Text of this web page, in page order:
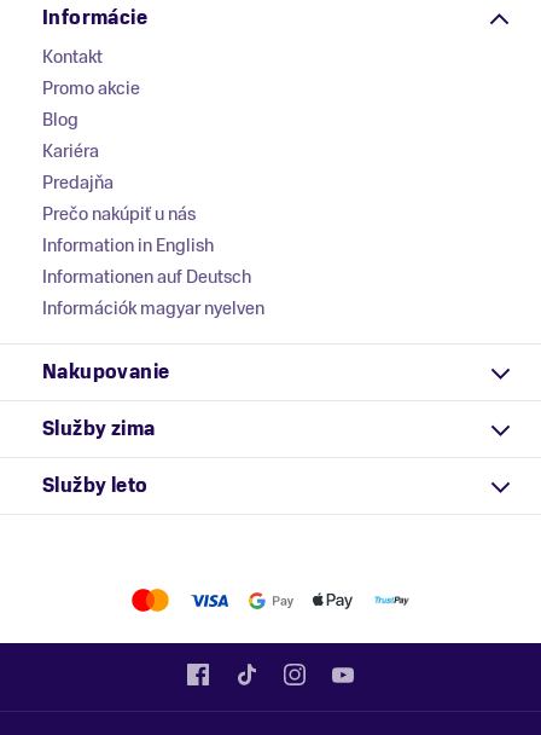
Informácie
Kontakt
Promo akcie
Blog
Kariéra
Predajňa
Prečo nakúpiť u nás
Information in English
Informationen auf Deutsch
Információk magyar nyelven
Nakupovanie
Služby zima
Služby leto